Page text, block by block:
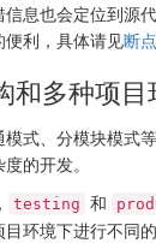
息也会定位到源
利，具体请见断
和多种项目
式、分模块模式
的开发。
， testing 和
环境下进行不同